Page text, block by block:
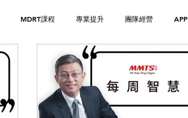
MDRT課程 專業提升 團隊經營 APP